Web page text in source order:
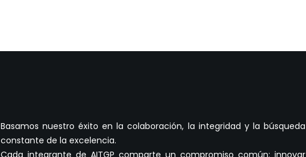
Basamos nuestro éxito en la colaboración, la integridad y la búsqueda
constante de la excelencia.